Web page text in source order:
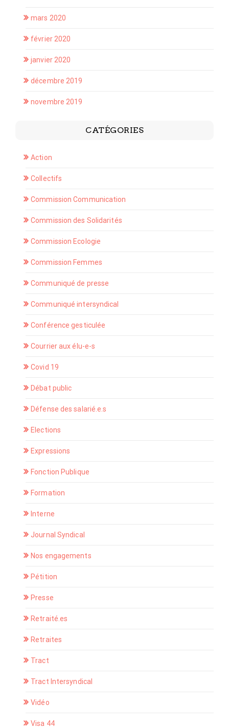
mars 2020
février 2020
janvier 2020
décembre 2019
novembre 2019
CATÉGORIES
Action
Collectifs
Commission Communication
Commission des Solidarités
Commission Ecologie
Commission Femmes
Communiqué de presse
Communiqué intersyndical
Conférence gesticulée
Courrier aux élu-e-s
Covid 19
Débat public
Défense des salarié.e.s
Elections
Expressions
Fonction Publique
Formation
Interne
Journal Syndical
Nos engagements
Pétition
Presse
Retraité.es
Retraites
Tract
Tract Intersyndical
Vidéo
Visa 44